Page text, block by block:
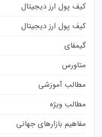
کیف پول ارز دیجیتال
کیف پول ارز دیجیتال
گیمفای
متاورس
مطالب آموزشی
مطالب ویژه
مفاهیم بازارهای جهانی